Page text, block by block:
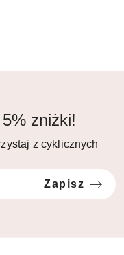
zniżki!
z cyklicznych
Zapisz